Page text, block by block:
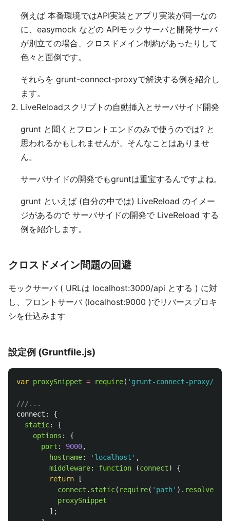
例えば 本番環境ではAPI実装とアプリ実装が同一なの
に、easymock などの APIモックサーバと開発サーバ
が別立ての場合、クロスドメイン制約があったりして
色々と面倒です。
それらを grunt-connect-proxyで解決する例を紹介し
ます。
LiveReloadスクリプトの自動挿入とサーバサイド開発
grunt と聞くとフロントエンドのみで使うのでは? と
思われるかもしれませんが、そんなことはありませ
ん。
サーバサイドの開発でもgruntは重宝するんですよね。
grunt といえば (自分の中では) LiveReload のイメー
ジがあるので サーバサイドの開発で LiveReload する
例を紹介します。
クロスドメイン問題の回避
モックサーバ ( URLは localhost:3000/api とする ) に対
し、フロントサーバ (localhost:9000 )でリバースプロキ
シを仕込みます
設定例 (Gruntfile.js)
var proxySnippet = require( ' grunt-connect-proxy/
///...
connect :
{
static:
{
options :
{
port : 9000,
hostname: ' localhost ' ,
middleware: function (connect)
{
return
[
connect . static( require( ' path' ). resolve
proxySnippet
];